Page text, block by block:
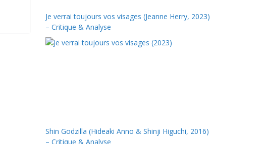
Je verrai toujours vos visages (Jeanne Herry, 2023)
– Critique & Analyse
Shin Godzilla (Hideaki Anno & Shinji Higuchi, 2016)
– Critique & Analyse